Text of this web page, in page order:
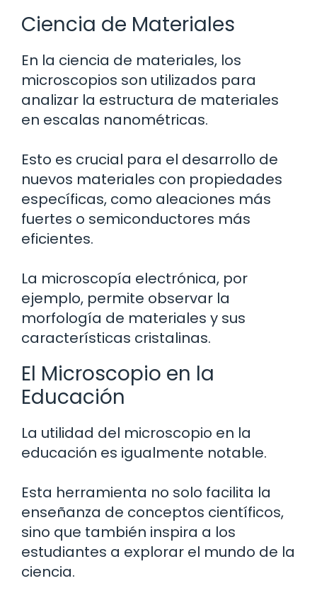
Ciencia de Materiales
En la ciencia de materiales, los
microscopios son utilizados para
analizar la estructura de materiales
en escalas nanométricas.
Esto es crucial para el desarrollo de
nuevos materiales con propiedades
específicas, como aleaciones más
fuertes o semiconductores más
eficientes.
La microscopía electrónica, por
ejemplo, permite observar la
morfología de materiales y sus
características cristalinas.
El Microscopio en la
Educación
La utilidad del microscopio en la
educación es igualmente notable.
Esta herramienta no solo facilita la
enseñanza de conceptos científicos,
sino que también inspira a los
estudiantes a explorar el mundo de la
ciencia.